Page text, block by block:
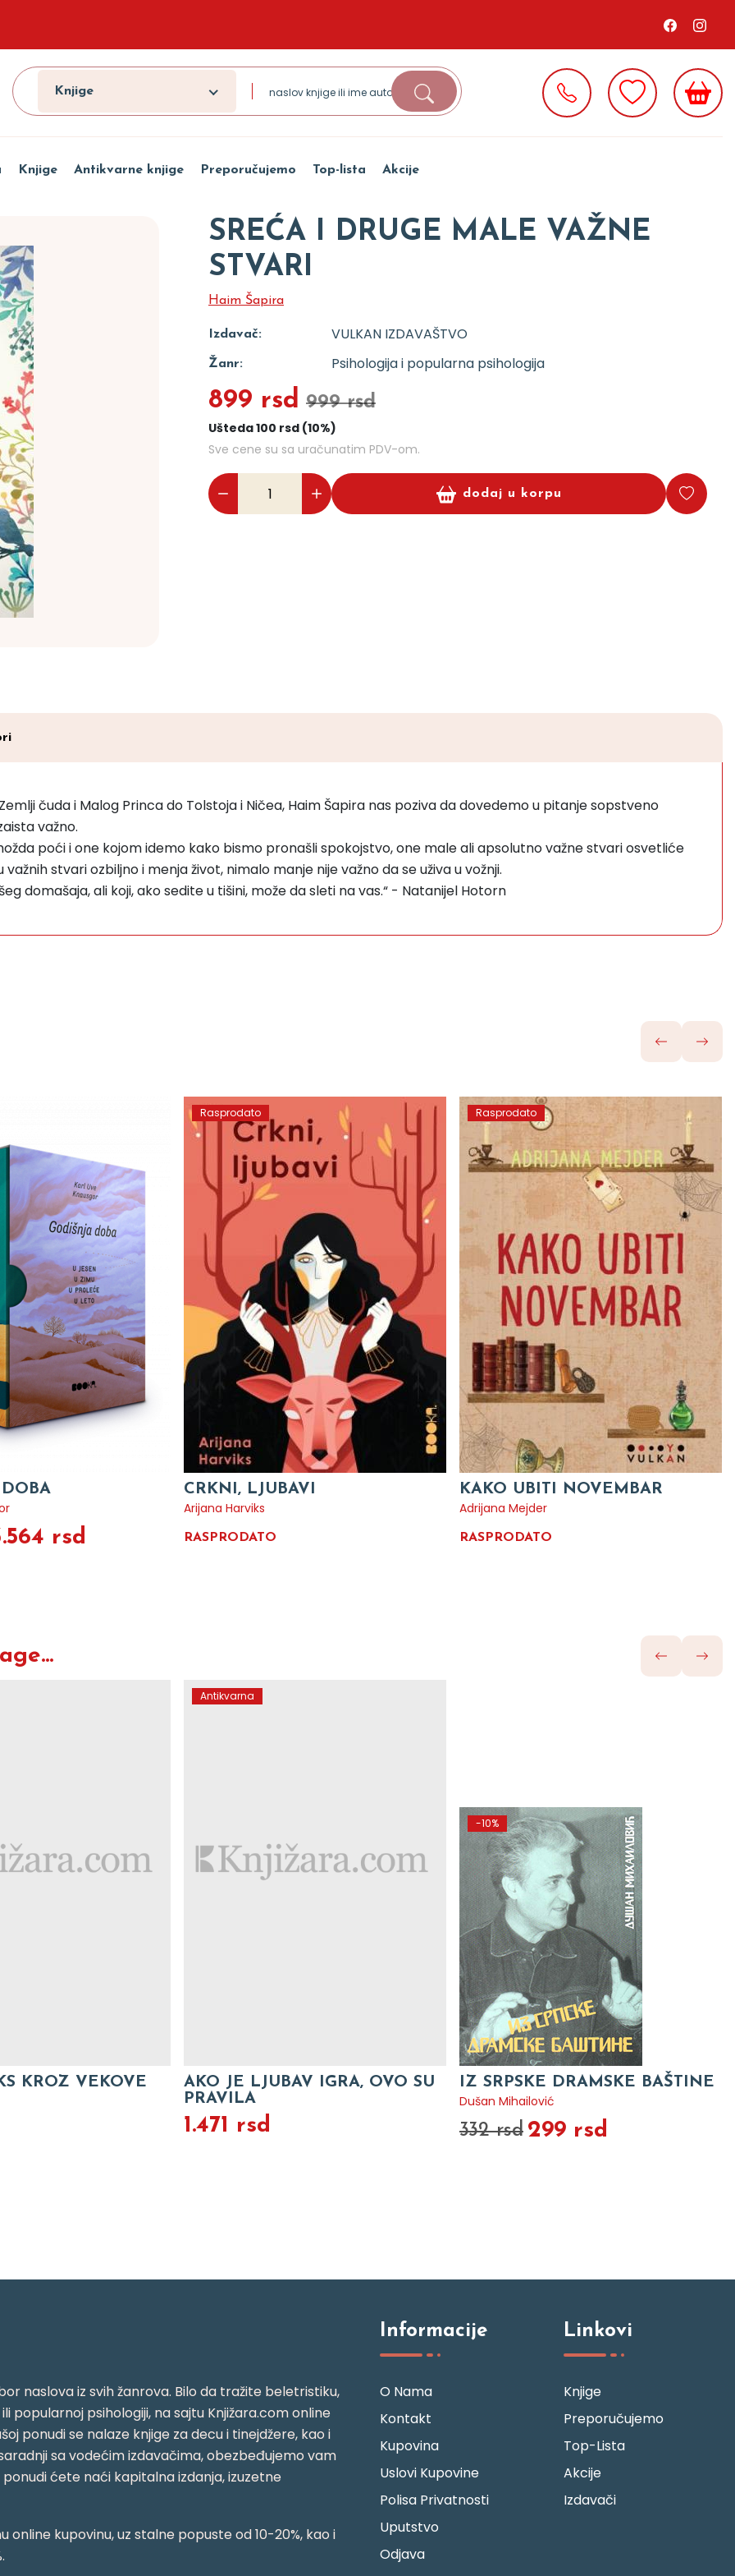
Knjige
Knjige Antikvarne knjige Preporučujemo Top-lista Akcije
SREĆA I DRUGE MALE VAŽNE
STVARI
Haim Šapira
Izdavač: VULKAN IZDAVAŠTVO
Žanr: Psihologija i popularna psihologija
899 rsd 999 rsd
Ušteda 100 rsd (10%)
Sve cene su sa uračunatim PDV-om.
dodaj u korpu
čuda i Malog Princa do Tolstoja i Ničea, Haim Šapira nas poziva da dovedemo u pitanje sopstveno
važno.
poći i one kojom idemo kako bismo pronašli spokojstvo, one male ali apsolutno važne stvari osvetliće
stvari ozbiljno i menja život, nimalo manje nije važno da se uživa u vožnji.
domašaja, ali koji, ako sedite u tišini, može da sleti na vas.“ - Natanijel Hotorn
rsd
Rasprodato
CRKNI, LJUBAVI
Arijana Harviks
RASPRODATO
Rasprodato
KAKO UBITI NOVEMBAR
Adrijana Mejder
RASPRODATO
KROZ VEKOVE
Antikvarna
AKO JE LJUBAV IGRA, OVO SU
PRAVILA
1.471 rsd
-10%
IZ SRPSKE DRAMSKE BAŠTINE
Dušan Mihailović
332 rsd 299 rsd
naslova iz svih žanrova. Bilo da tražite beletristiku,
popularnoj psihologiji, na sajtu Knjižara.com online
ponudi se nalaze knjige za decu i tinejdžere, kao i
sa vodećim izdavačima, obezbeđujemo vam
ćete naći kapitalna izdanja, izuzetne
kupovinu, uz stalne popuste od 10-20%, kao i
Informacije
O Nama
Kontakt
Kupovina
Uslovi Kupovine
Polisa Privatnosti
Uputstvo
Odjava
Linkovi
Knjige
Preporučujemo
Top-Lista
Akcije
Izdavači